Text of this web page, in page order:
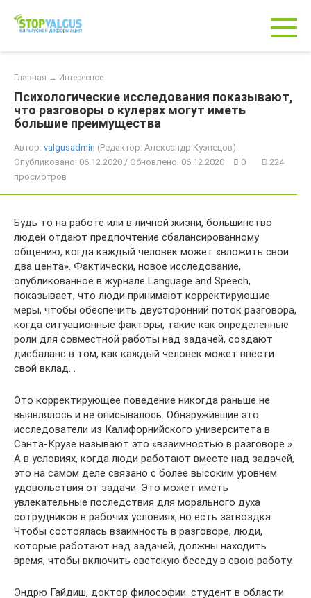
контенту
Главная → Интересное
Психологические исследования показывают,
что разговоры о кулерах могут иметь
большие преимущества
Автор: valgusadmin (Редактор: Александр Кузнецов)
Опубликовано: 06.12.2020 / Обновлено: 06.12.2020
0
224
просмотров
Будь то на работе или в личной жизни, большинство
людей отдают предпочтение сбалансированному
общению, когда каждый человек может «вложить свои
два цента». Фактически, новое исследование,
опубликованное в журнале Language and Speech,
показывает, что люди принимают корректирующие
меры, чтобы обеспечить двусторонний поток разговора,
когда ситуационные факторы, такие как определенные
роли для совместной работы над задачей, создают
дисбаланс в том, как каждый человек может внести
свой вклад. .
Это корректирующее поведение никогда раньше не
выявлялось и не описывалось. Обнаружившие это
исследователи из Калифорнийского университета в
Санта-Крузе называют это «взаимностью в разговоре ».
А в условиях, когда люди работают вместе над задачей,
это на самом деле связано с более высоким уровнем
удовольствия от задачи. Это может иметь
увлекательные последствия для морального духа
сотрудников в рабочих условиях, но есть загвоздка.
Чтобы состоялась взаимность в разговоре, люди,
которые работают над задачей, должны находить
время, чтобы включить светскую беседу в свою работу.
Эндрю Гайдиш, доктор философии. студент в области